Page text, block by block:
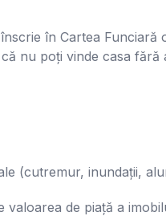
în Cartea Funciară
nu poți vinde casa
(cutremur, inundații,
valoarea de piață a